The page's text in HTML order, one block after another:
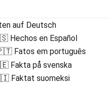
auf Deutsch
Hechos en Español
Fatos em português
Fakta på svenska
Faktat suomeksi